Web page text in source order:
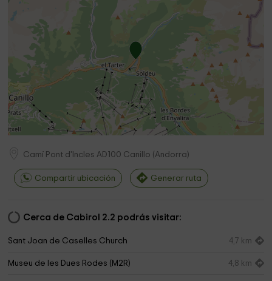
Camí Pont d'Incles AD100 Canillo (Andorra)
Compartir ubicación Generar ruta
Cerca de Cabirol 2.2 podrás visitar:
Sant Joan de Caselles Church 4,7 km
Museu de les Dues Rodes (M2R) 4,8 km